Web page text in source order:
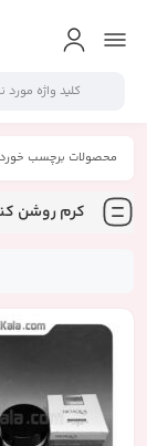
محصولات برچسب
کرم روشن